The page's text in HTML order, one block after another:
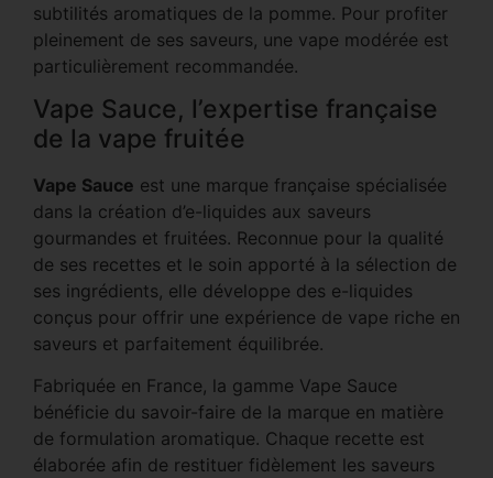
subtilités aromatiques de la pomme. Pour profiter
pleinement de ses saveurs, une vape modérée est
particulièrement recommandée.
Vape Sauce, l’expertise française
de la vape fruitée
Vape Sauce est une marque française spécialisée
dans la création d’e-liquides aux saveurs
gourmandes et fruitées. Reconnue pour la qualité
de ses recettes et le soin apporté à la sélection de
ses ingrédients, elle développe des e-liquides
conçus pour offrir une expérience de vape riche en
saveurs et parfaitement équilibrée.
Fabriquée en France, la gamme Vape Sauce
bénéficie du savoir-faire de la marque en matière
de formulation aromatique. Chaque recette est
élaborée afin de restituer fidèlement les saveurs